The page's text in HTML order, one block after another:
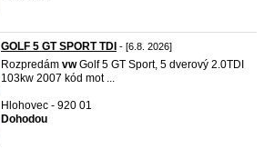
GOLF 5 GT SPORT TDI - [6.8. 2026]
Rozpredám vwGolf 5 GT Sport, 5 dverový 2.0TDI
103kw 2007 kód mot ...
Hlohovec - 920 01
Dohodou